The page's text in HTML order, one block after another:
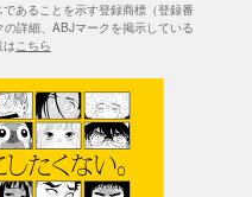
あることを示す登録商標（登録番
詳細、ABJマークを掲示している
はこちら